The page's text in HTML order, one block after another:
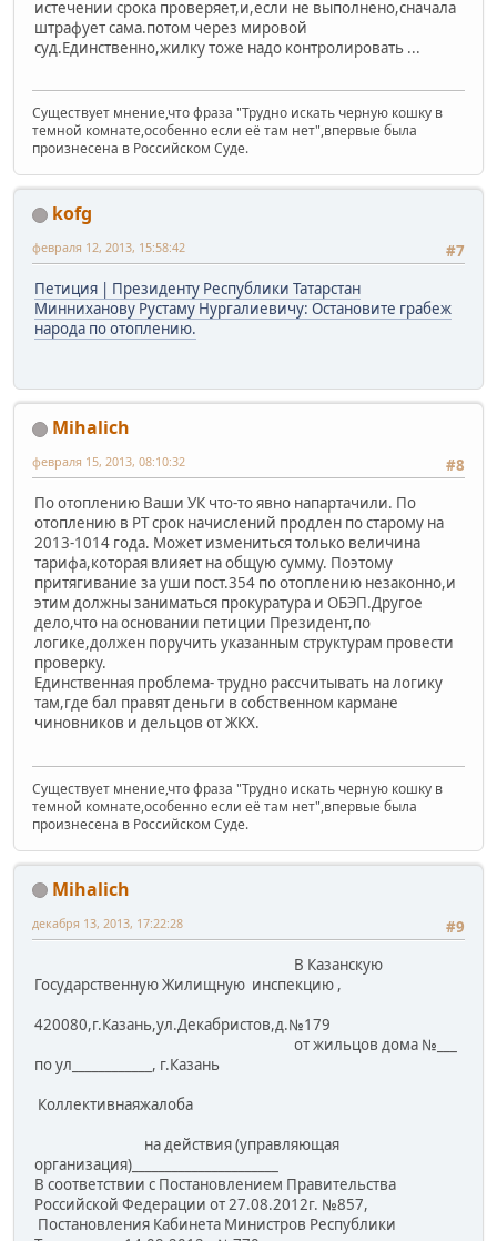
истечении срока проверяет,и,если не выполнено,сначала
штрафует сама.потом через мировой
суд.Единственно,жилку тоже надо контролировать ...
Существует мнение,что фраза "Трудно искать черную кошку в
темной комнате,особенно если её там нет",впервые была
произнесена в Российском Суде.
kofg
#7
февраля 12, 2013, 15:58:42
Петиция | Президенту Республики Татарстан
Минниханову Рустаму Нургалиевичу: Остановите грабеж
народа по отоплению.
Mihalich
#8
февраля 15, 2013, 08:10:32
По отоплению Ваши УК что-то явно напартачили. По
отоплению в РТ срок начислений продлен по старому на
2013-1014 года. Может измениться только величина
тарифа,которая влияет на общую сумму. Поэтому
притягивание за уши пост.354 по отоплению незаконно,и
этим должны заниматься прокуратура и ОБЭП.Другое
дело,что на основании петиции Президент,по
логике,должен поручить указанным структурам провести
проверку.
Единственная проблема- трудно рассчитывать на логику
там,где бал правят деньги в собственном кармане
чиновников и дельцов от ЖКХ.
Существует мнение,что фраза "Трудно искать черную кошку в
темной комнате,особенно если её там нет",впервые была
произнесена в Российском Суде.
Mihalich
#9
декабря 13, 2013, 17:22:28
В Казанскую
Государственную Жилищную инспекцию ,
420080,г.Казань,ул.Декабристов,д.№179
от жильцов дома №___
по ул____________, г.Казань
Коллективнаяжалоба
на действия (управляющая
организация)______________________
В соответствии с Постановлением Правительства
Российской Федерации от 27.08.2012г. №857,
Постановления Кабинета Министров Республики